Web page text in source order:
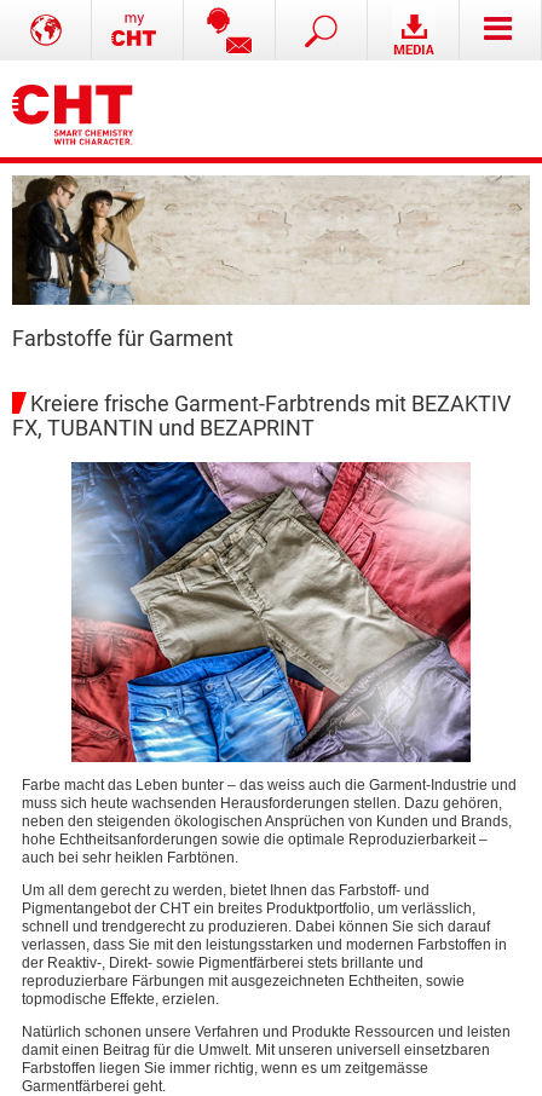
Farbstoffe für Garment
Kreiere frische Garment-Farbtrends mit BEZAKTIV
FX, TUBANTIN und BEZAPRINT
Farbe macht das Leben bunter – das weiss auch die Garment-Industrie und
muss sich heute wachsenden Herausforderungen stellen. Dazu gehören,
neben den steigenden ökologischen Ansprüchen von Kunden und Brands,
hohe Echtheitsanforderungen sowie die optimale Reproduzierbarkeit –
auch bei sehr heiklen Farbtönen.
Um all dem gerecht zu werden, bietet Ihnen das Farbstoff- und
Pigmentangebot der CHT ein breites Produktportfolio, um verlässlich,
schnell und trendgerecht zu produzieren. Dabei können Sie sich darauf
verlassen, dass Sie mit den leistungsstarken und modernen Farbstoffen in
der Reaktiv-, Direkt- sowie Pigmentfärberei stets brillante und
reproduzierbare Färbungen mit ausgezeichneten Echtheiten, sowie
topmodische Effekte, erzielen.
Natürlich schonen unsere Verfahren und Produkte Ressourcen und leisten
damit einen Beitrag für die Umwelt. Mit unseren universell einsetzbaren
Farbstoffen liegen Sie immer richtig, wenn es um zeitgemässe
Garmentfärberei geht.